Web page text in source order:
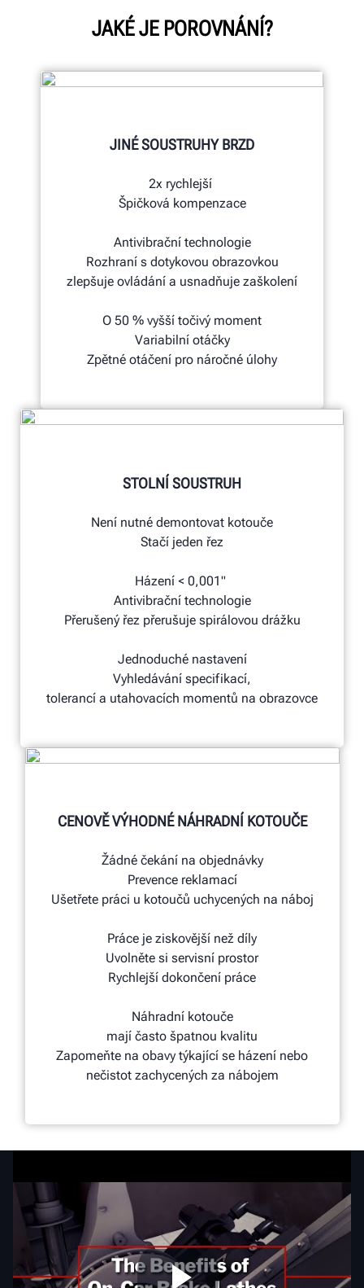
JAKÉ JE POROVNÁNÍ?
JINÉ SOUSTRUHY BRZD
2x rychlejší
Špičková kompenzace
Antivibrační technologie
Rozhraní s dotykovou obrazovkou
zlepšuje ovládání a usnadňuje zaškolení
O 50 % vyšší točivý moment
Variabilní otáčky
Zpětné otáčení pro náročné úlohy
STOLNÍ SOUSTRUH
Není nutné demontovat kotouče
Stačí jeden řez
Házení < 0,001"
Antivibrační technologie
Přerušený řez přerušuje spirálovou drážku
Jednoduché nastavení
Vyhledávání specifikací,
tolerancí a utahovacích momentů na obrazovce
CENOVĚ VÝHODNÉ NÁHRADNÍ KOTOUČE
Žádné čekání na objednávky
Prevence reklamací
Ušetřete práci u kotoučů uchycených na náboj
Práce je ziskovější než díly
Uvolněte si servisní prostor
Rychlejší dokončení práce
Náhradní kotouče
mají často špatnou kvalitu
Zapomeňte na obavy týkající se házení nebo
nečistot zachycených za nábojem